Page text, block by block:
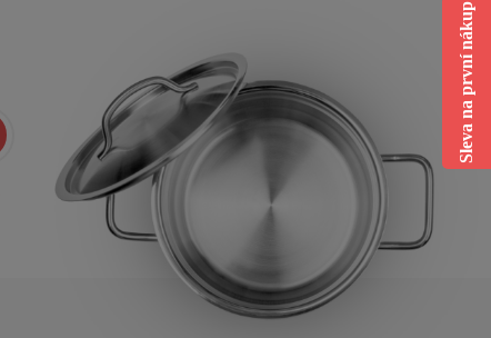
Sleva na první nákup